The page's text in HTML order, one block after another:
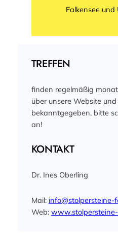
Falkensee
TREFFEN
finden regelmäßig
über unsere Website
bekanntgegeben, bitte
an!
KONTAKT
Dr. Ines Oberling
Mail: info@stolpersteine-
Web: